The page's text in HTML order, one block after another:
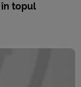
în topul